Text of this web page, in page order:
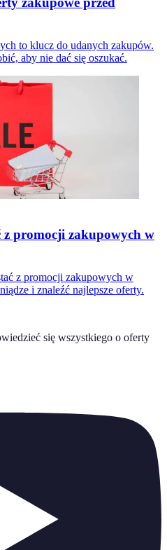
to klucz do udanych zakupów.
aby nie dać się oszukać.
z promocji zakupowych w
z promocji zakupowych w
i znaleźć najlepsze oferty.
się wszystkiego o oferty